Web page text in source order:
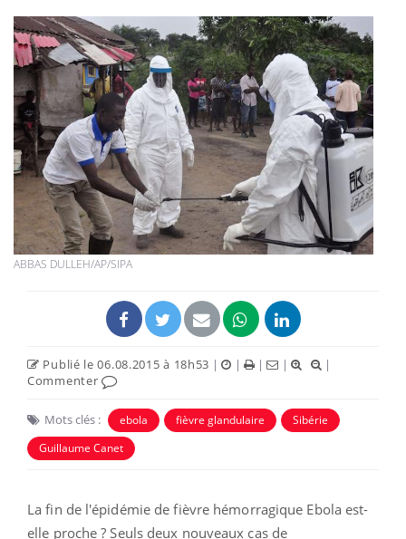
ABBAS DULLEH/AP/SIPA
Publié le 06.08.2015 à 18h53 | | | |
|
Commenter
Mots clés : ebola fièvre glandulaire
Sibérie
Guillaume Canet
La fin de l'épidémie de fièvre hémorragique Ebola est-
elle proche ? Seuls deux nouveaux cas de